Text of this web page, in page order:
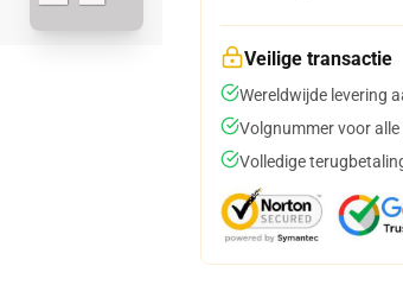
Veilige transactie
Wereldwijde levering
Volgnummer voor
Volledige